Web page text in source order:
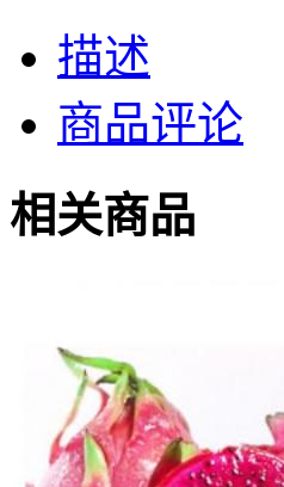
描述
商品评论
相关商品